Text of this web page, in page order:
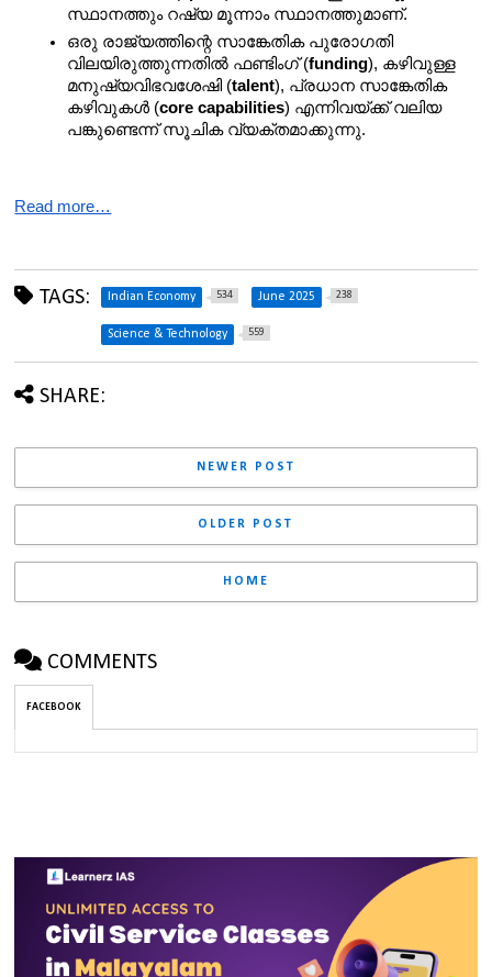
സ്ഥാനത്തും റഷ്യ മൂന്നാം സ്ഥാനത്തുമാണ്.
ഒരു രാജ്യത്തിന്റെ സാങ്കേതിക പുരോഗതി
വിലയിരുത്തുന്നതിൽ ഫണ്ടിംഗ് (funding), കഴിവുള്ള
മനുഷ്യവിഭവശേഷി (talent), പ്രധാന സാങ്കേതിക
കഴിവുകൾ (core capabilities) എന്നിവയ്ക്ക് വലിയ
പങ്കുണ്ടെന്ന് സൂചിക വ്യക്തമാക്കുന്നു.
Read more…
TAGS: Indian Economy 534 June 2025 238
Science & Technology 559
SHARE:
NEWER POST
OLDER POST
HOME
COMMENTS
FACEBOOK